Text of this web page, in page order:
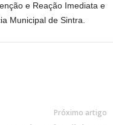
e Reação Imediata e
Municipal de Sintra.
Próximo artigo